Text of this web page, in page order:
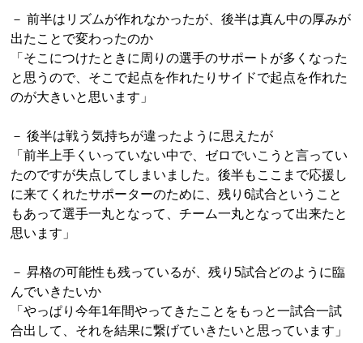
－ 前半はリズムが作れなかったが、後半は真ん中の厚みが
出たことで変わったのか
「そこにつけたときに周りの選手のサポートが多くなった
と思うので、そこで起点を作れたりサイドで起点を作れた
のが大きいと思います」
－ 後半は戦う気持ちが違ったように思えたが
「前半上手くいっていない中で、ゼロでいこうと言ってい
たのですが失点してしまいました。後半もここまで応援し
に来てくれたサポーターのために、残り6試合ということ
もあって選手一丸となって、チーム一丸となって出来たと
思います」
－ 昇格の可能性も残っているが、残り5試合どのように臨
んでいきたいか
「やっぱり今年1年間やってきたことをもっと一試合一試
合出して、それを結果に繋げていきたいと思っています」